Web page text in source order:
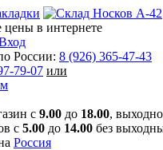
цены в интернете
России: 8 (926) 365-47-43
79-07 или
с 9.00 до 18.00,
с 5.00 до 14.00 без
Россия